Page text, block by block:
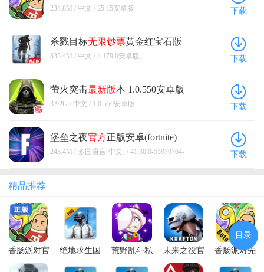
234.8M / 中文 / 25.15安卓版 下载
杀戮目标无限钞票黄金红宝石版
4.179.0安卓版
335.4M / 中文 / 4.179.0安卓版 下载
萤火突击最新版本 1.0.550安卓版
3.92G / 中文 / 1.0.550安卓版 下载
堡垒之夜官方正版安卓(fortnite)
41.30.0-55979764-Android版本
243.4M / 多国语言[中文] / 41.30.0-55979764-
下载
精品推荐
香肠派对官
方正版
绝地求生国
荒野乱斗私
未来之役官
方正版
香肠派对先
目录